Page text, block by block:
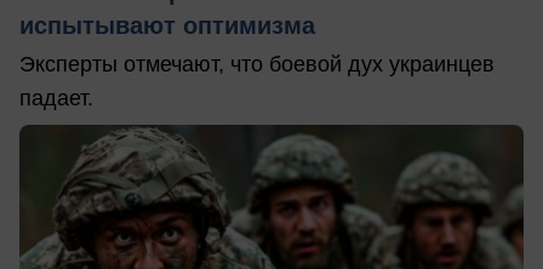
испытывают оптимизма
Эксперты отмечают, что боевой дух украинцев
падает.